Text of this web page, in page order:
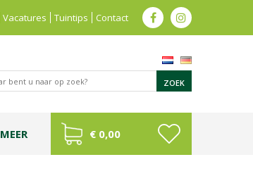
Vacatures Tuintips Contact
MEER € 0,00